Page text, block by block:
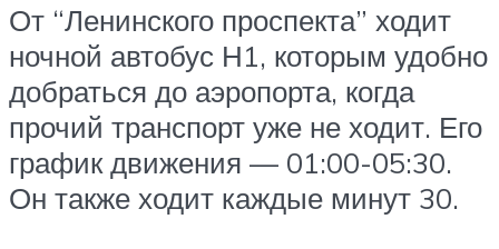
От “Ленинского проспекта” ходит
ночной автобус Н1, которым удобно
добраться до аэропорта, когда
прочий транспорт уже не ходит. Его
график движения — 01:00-05:30.
Он также ходит каждые минут 30.